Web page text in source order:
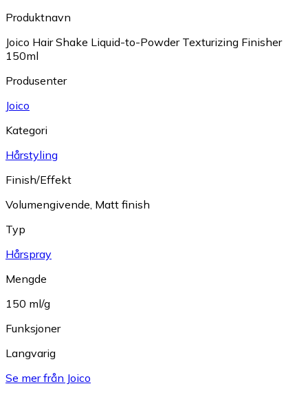
Produktnavn
Joico Hair Shake Liquid-to-Powder Texturizing Finisher
150ml
Produsenter
Joico
Kategori
Hårstyling
Finish/Effekt
Volumengivende Matt finish
Typ
Hårspray
Mengde
150 ml/g
Funksjoner
Langvarig
Se mer från Joico